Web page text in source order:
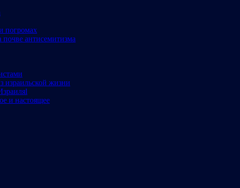
погромах
антисемитизма
израильской жизни
и настоящее